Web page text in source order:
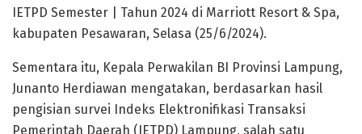
IETPD Semester | Tahun 2024 di Marriott Resort & Spa,
kabupaten Pesawaran, Selasa (25/6/2024).
Sementara itu, Kepala Perwakilan BI Provinsi Lampung,
Junanto Herdiawan mengatakan, berdasarkan hasil
pengisian survei Indeks Elektronifikasi Transaksi
Pemerintah Daerah (IETPD) Lampung, salah satu